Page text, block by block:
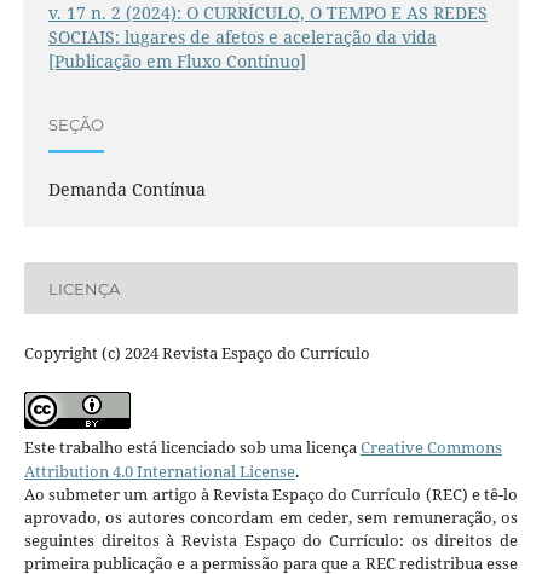
v. 17 n. 2 (2024): O CURRÍCULO, O TEMPO E AS REDES
SOCIAIS: lugares de afetos e aceleração da vida
[Publicação em Fluxo Contínuo]
SEÇÃO
Demanda Contínua
LICENÇA
Copyright (c) 2024 Revista Espaço do Currículo
Este trabalho está licenciado sob uma licençaCreative Commons
Attribution 4.0 International License.
Ao submeter um artigo à Revista Espaço do Currículo (REC) e tê-lo
aprovado, os autores concordam em ceder, sem remuneração, os
seguintes direitos à Revista Espaço do Currículo: os direitos de
primeira publicação e a permissão para que a REC redistribua esse